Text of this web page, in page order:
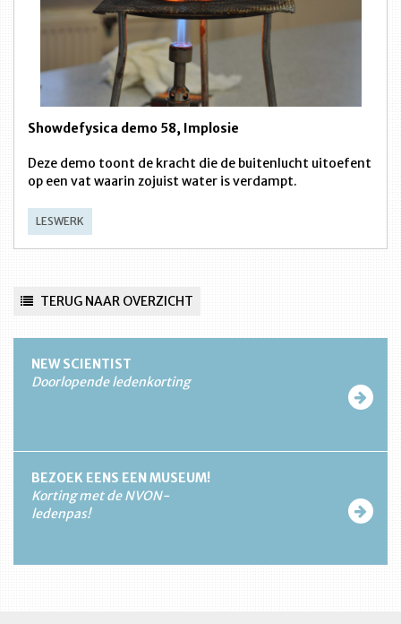
Showdefysica demo 58, Implosie
Deze demo toont de kracht die de buitenlucht uitoefent
op een vat waarin zojuist water is verdampt.
LESWERK
TERUG NAAR OVERZICHT
NEW SCIENTIST
Doorlopende ledenkorting
BEZOEK EENS EEN MUSEUM!
Korting met de NVON-
ledenpas!